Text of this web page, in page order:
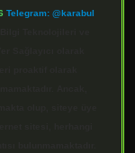
Telegram: @karabul